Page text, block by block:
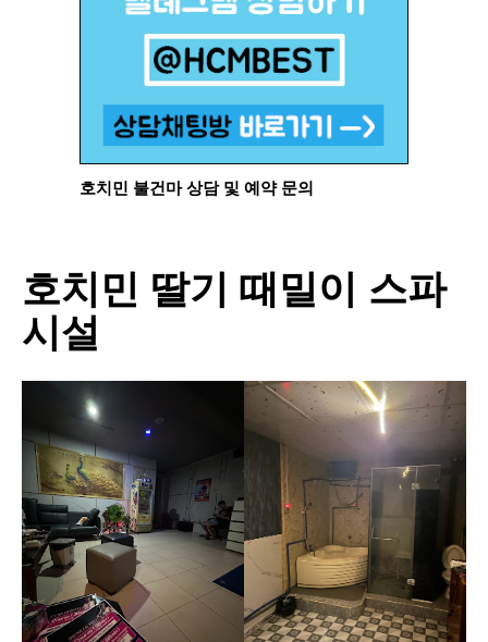
호치민 불건마 상담 및 예약 문의
호치민 딸기 때밀이 스파
시설